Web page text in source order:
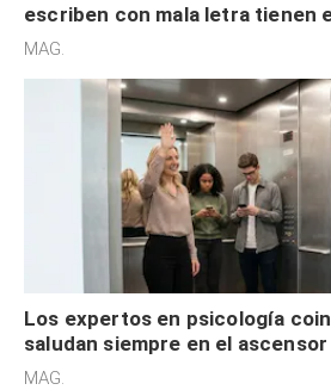
escriben con mala letra tienen
acelerado y no lo hacen por
MAG.
Los expertos en psicología
saludan siempre en el
defensiva y tienen apertura
MAG.